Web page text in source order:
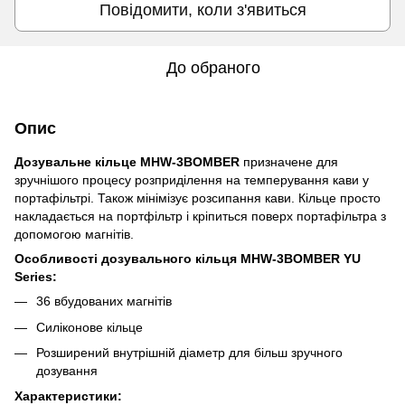
Повідомити, коли з'явиться
До обраного
Опис
Дозувальне кільце MHW-3BOMBER призначене для
зручнішого процесу розприділення на темперування кави у
портафільтрі. Також мінімізує розсипання кави. Кільце просто
накладається на портфільтр і кріпиться поверх портафільтра з
допомогою магнітів.
Особливості дозувального кільця MHW-3BOMBER YU
Series:
36 вбудованих магнітів
Силіконове кільце
Розширений внутрішній діаметр для більш зручного
дозування
Характеристики: